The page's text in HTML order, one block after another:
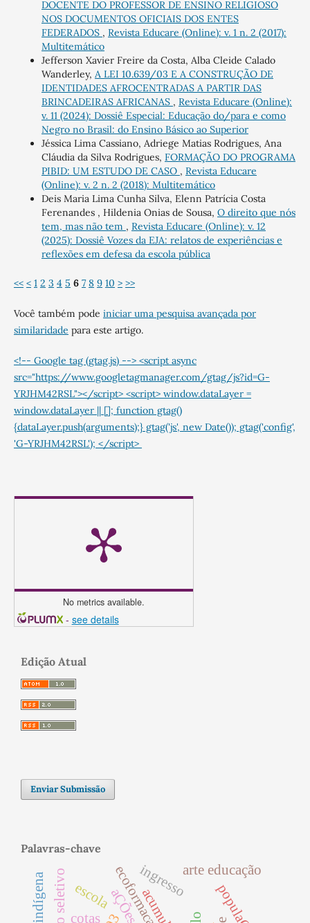
DOCENTE DO PROFESSOR DE ENSINO RELIGIOSO
NOS DOCUMENTOS OFICIAIS DOS ENTES
FEDERADOS , Revista Educare (Online): v. 1 n. 2 (2017):
Multitemático
Jefferson Xavier Freire da Costa, Alba Cleide Calado
Wanderley, A LEI 10.639/03 E A CONSTRUÇÃO DE
IDENTIDADES AFROCENTRADAS A PARTIR DAS
BRINCADEIRAS AFRICANAS , Revista Educare (Online):
v. 11 (2024): Dossiê Especial: Educação do/para e como
Negro no Brasil: do Ensino Básico ao Superior
Jéssica Lima Cassiano, Adriege Matias Rodrigues, Ana
Cláudia da Silva Rodrigues, FORMAÇÃO DO PROGRAMA
PIBID: UM ESTUDO DE CASO , Revista Educare
(Online): v. 2 n. 2 (2018): Multitemático
Deis Maria Lima Cunha Silva, Elenn Patrícia Costa
Ferenandes , Hildenia Onias de Sousa, O direito que nós
tem, mas não tem , Revista Educare (Online): v. 12
(2025): Dossiê Vozes da EJA: relatos de experiências e
reflexões em defesa da escola pública
<< < 1 2 3 4 5 6 7 8 9 10 > >>
Você também pode iniciar uma pesquisa avançada por
similaridade para este artigo.
<!-- Google tag (gtag.js) --> <script async
src="https://www.googletagmanager.com/gtag/js?id=G-
YRJHM42RSL"></script> <script> window.dataLayer =
window.dataLayer || []; function gtag()
{dataLayer.push(arguments);} gtag('js', new Date()); gtag('config',
'G-YRJHM42RSL'); </script>
No metrics available.
- see details
Edição Atual
Enviar Submissão
Palavras-chave
cotas
ingresso
ecoformacao
escola
arte educação